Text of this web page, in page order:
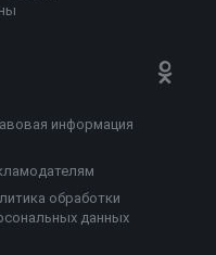
информация
обработки
данных